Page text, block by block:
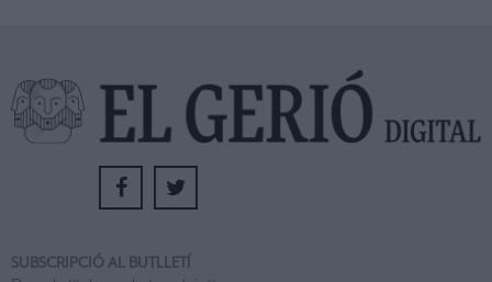
SUBSCRIPCIÓ AL BUTLLETÍ